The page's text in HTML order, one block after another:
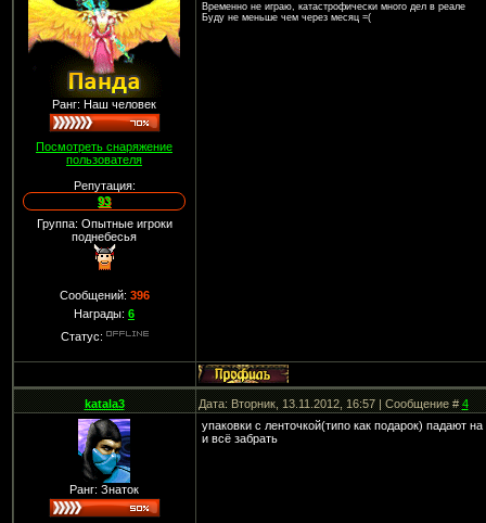
Ранг: Наш человек
Посмотреть снаряжение
пользователя
Репутация:
93
Группа: Опытные игроки
поднебесья
Сообщений: 396
Награды: 6
Статус:
Временно не играю, катастрофически много дел в реале
Буду не меньше чем через месяц =(
katala3 Дата: Вторник, 13.11.2012, 16:57 | Сообщение #4
Ранг: Знаток
упаковки с ленточкой(типо как подарок) падают
и всё забрать